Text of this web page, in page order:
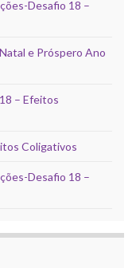
Desafio 18 –
e Próspero Ano
– Efeitos
Coligativos
Desafio 18 –